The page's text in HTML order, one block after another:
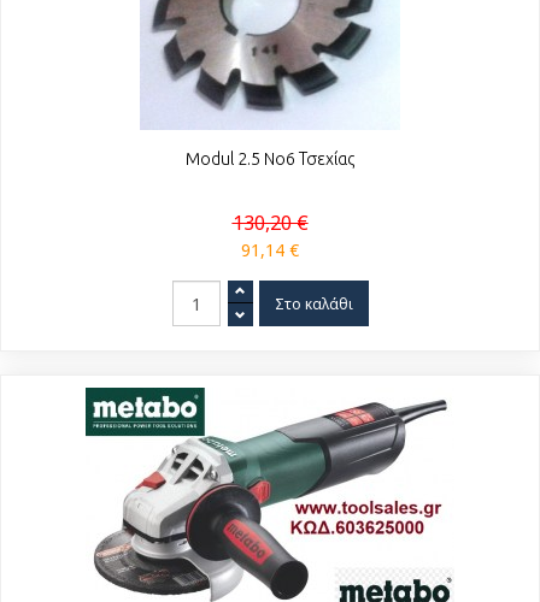
Modul 2.5 No6 Τσεχίας
130,20 €
91,14 €